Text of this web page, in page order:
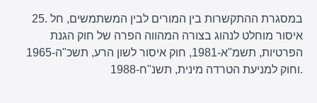
25. במסגרת ההתקשרות בין המורים לבין המשתמשים, חל
איסור מוחלט לנהוג בצורה המהווה הפרה של חוק הגנת
הפרטיות, תשמ"א-1981, חוק איסור לשון הרע, תשכ"ה-1965
וחוק למניעת הטרדה מינית, תשנ"ח-1988.